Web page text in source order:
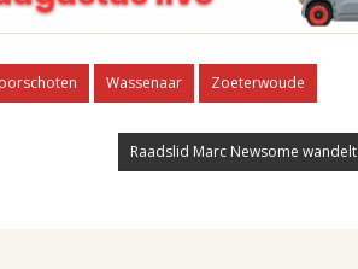
Wassenaar Zoeterwoude
Raadslid Marc Newsome